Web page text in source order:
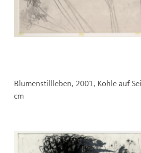
Blumenstillleben, 2001, Kohle auf
cm